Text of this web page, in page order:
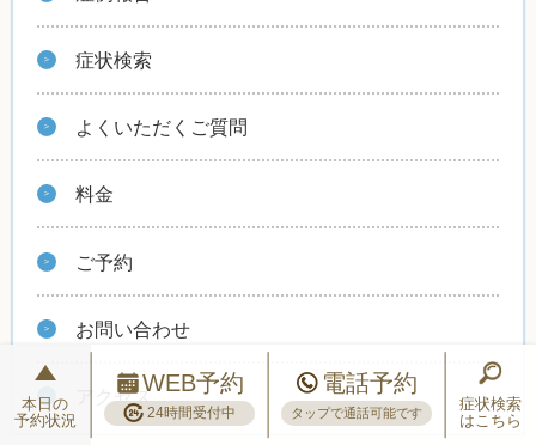
症状検索
よくいただくご質問
料金
ご予約
お問い合わせ
アクセス
本日の
予約状況
WEB予約
24時間受付中
電話予約
タップで通話可能です
症状検索
はこちら